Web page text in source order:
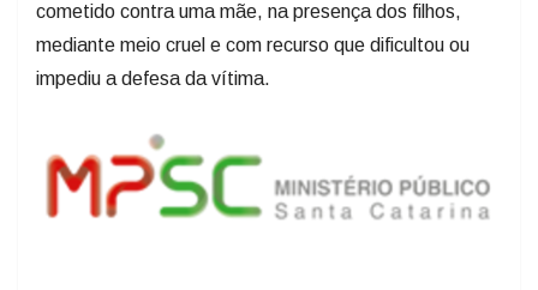
cometido contra uma mãe, na presença dos filhos,
mediante meio cruel e com recurso que dificultou ou
impediu a defesa da vítima.